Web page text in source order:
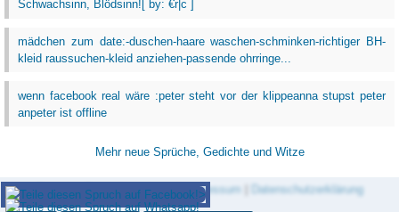
Schwachsinn, Blödsinn![ by: €r|c ]
mädchen zum date:-duschen-haare waschen-schminken-richtiger BH-
kleid raussuchen-kleid anziehen-passende ohrringe...
wenn facebook real wäre :peter steht vor der klippeanna stupst peter
anpeter ist offline
Mehr neue Sprüche, Gedichte und Witze
Zitat des Tages Newsletter| Impressum Datenschutzerklärung